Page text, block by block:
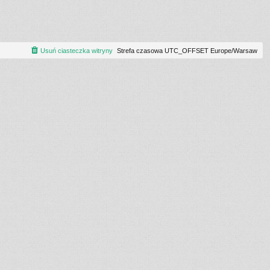
Strefa czasowa UTC_OFFSET Europe/Warsaw
Usuń ciasteczka witryny